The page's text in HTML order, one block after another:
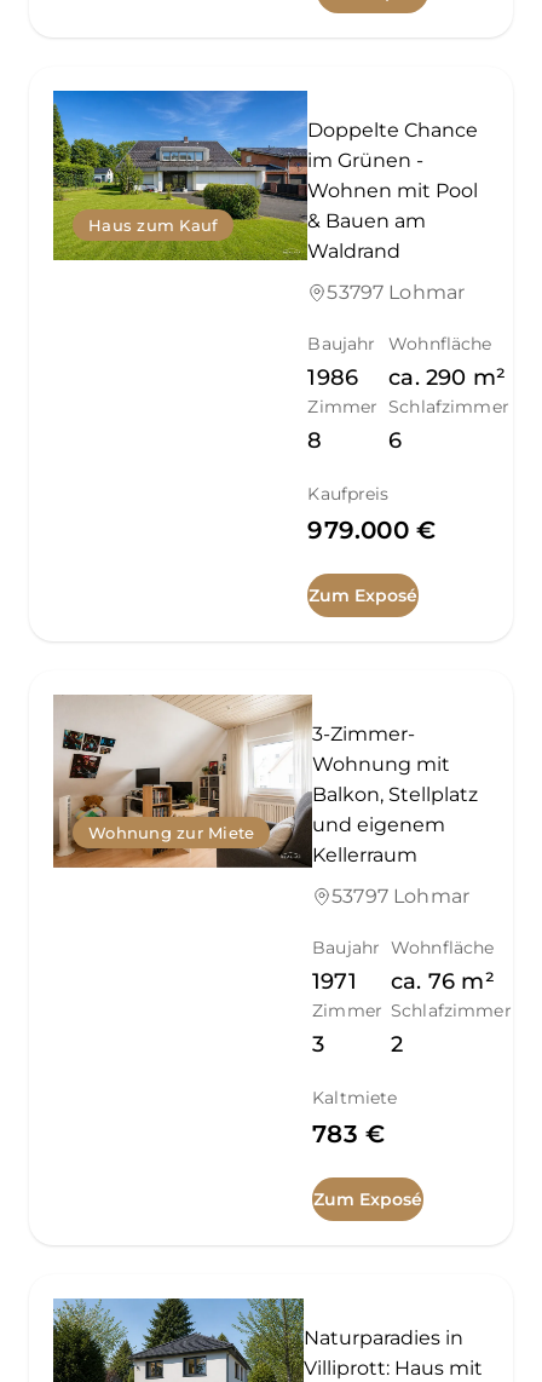
Haus zum Kauf
Doppelte Chance
im Grünen -
Wohnen mit Pool
& Bauen am
Waldrand
53797 Lohmar
Baujahr
1986
Wohnfläche
ca. 290 m²
Zimmer
8
Schlafzimmer
6
Kaufpreis
979.000 €
Zum Exposé
Wohnung zur Miete
3-Zimmer-
Wohnung mit
Balkon, Stellplatz
und eigenem
Kellerraum
53797 Lohmar
Baujahr
1971
Wohnfläche
ca. 76 m²
Zimmer
3
Schlafzimmer
2
Kaltmiete
783 €
Zum Exposé
Naturparadies in
Villiprott: Haus mit